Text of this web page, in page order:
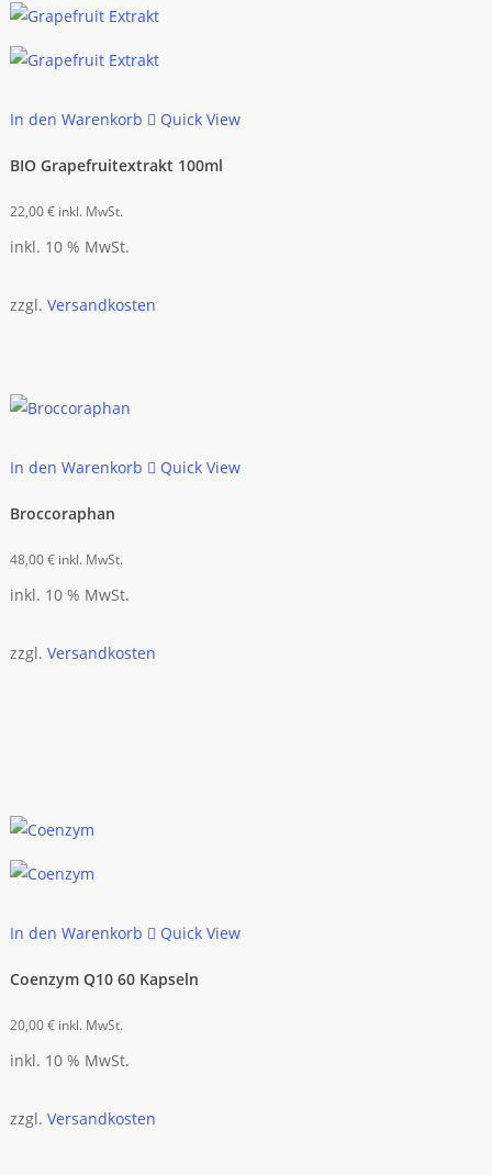
In den Warenkorb Quick View
BIO Grapefruitextrakt 100ml
22,00€ inkl. MwSt.
inkl. 10 % MwSt.
zzgl. Versandkosten
In den Warenkorb Quick View
Broccoraphan
48,00€ inkl. MwSt.
inkl. 10 % MwSt.
zzgl. Versandkosten
In den Warenkorb Quick View
Coenzym Q10 60 Kapseln
20,00€ inkl. MwSt.
inkl. 10 % MwSt.
zzgl. Versandkosten